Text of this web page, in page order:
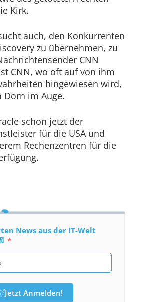
Kirk.
auch, den Konkurrenten
zu übernehmen, zu
CNN
CNN, wo oft auf von ihm
hingewiesen wird,
Dorn im Auge.
schon jetzt der
für die USA und
Rechenzentren für die
News aus der IT-Welt
Jetzt Anmelden!